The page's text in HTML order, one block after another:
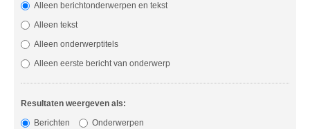
Alleen berichtonderwerpen en tekst
Alleen tekst
Alleen onderwerptitels
Alleen eerste bericht van onderwerp
Resultaten weergeven als:
Berichten
Onderwerpen